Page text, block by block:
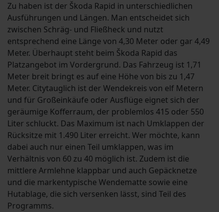
Zu haben ist der Škoda Rapid in unterschiedlichen
Ausführungen und Längen. Man entscheidet sich
zwischen Schräg- und Fließheck und nutzt
entsprechend eine Länge von 4,30 Meter oder gar 4,49
Meter. Überhaupt steht beim Škoda Rapid das
Platzangebot im Vordergrund. Das Fahrzeug ist 1,71
Meter breit bringt es auf eine Höhe von bis zu 1,47
Meter. Citytauglich ist der Wendekreis von elf Metern
und für Großeinkäufe oder Ausflüge eignet sich der
geräumige Kofferraum, der problemlos 415 oder 550
Liter schluckt. Das Maximum ist nach Umklappen der
Rücksitze mit 1.490 Liter erreicht. Wer möchte, kann
dabei auch nur einen Teil umklappen, was im
Verhältnis von 60 zu 40 möglich ist. Zudem ist die
mittlere Armlehne klappbar und auch Gepäcknetze
und die markentypische Wendematte sowie eine
Hutablage, die sich versenken lässt, sind Teil des
Programms.